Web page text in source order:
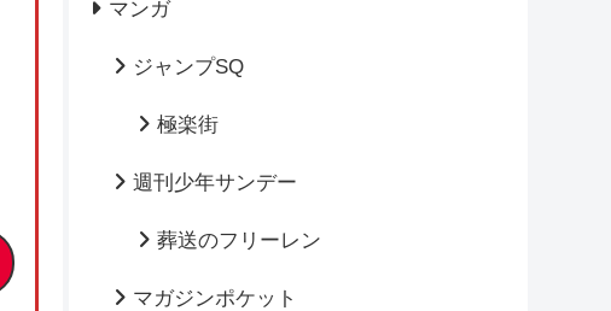
マンガ
ジャンプSQ
極楽街
週刊少年サンデー
葬送のフリーレン
マガジンポケット